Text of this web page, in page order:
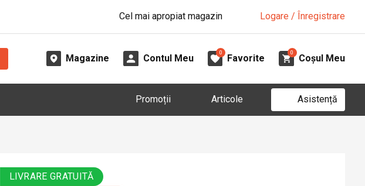
Cel mai apropiat magazin Logare / Înregistrare
Magazine Contul Meu
0
Favorite
0
Coșul Meu
Promoții Articole Asistență
LIVRARE GRATUITĂ